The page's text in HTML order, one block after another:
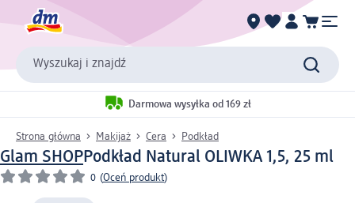
Wyszukaj i znajdź
Darmowa wysyłka od 169 zł
Strona główna Makijaż Cera Podkład
Glam SHOPPodkład Natural OLIWKA 1,5, 25 ml
0 (Oceń produkt)